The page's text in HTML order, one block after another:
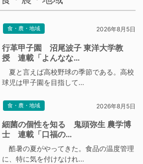
食・農・地域 2026年8月5日
行革甲子園 沼尾波子 東洋大学教
授 連載「よんなな…
夏と言えば高校野球の季節である。高校
球児は甲子園を目指して…
食・農・地域 2026年8月5日
細菌の個性を知る 鬼頭弥生 農学博
士 連載「口福の…
酷暑の夏がやってきた。食品の温度管理
に、特に気を付けなけれ…